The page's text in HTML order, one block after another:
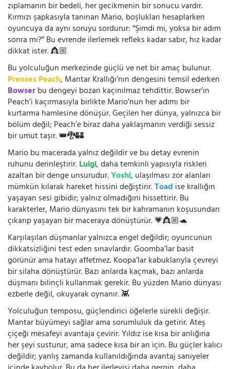
zıplamanın bir bedeli, her gecikmenin bir sonucu vardır.
Kırmızı şapkasıyla tanınan Mario, boşlukları hesaplarken
oyuncuya da aynı soruyu sordurur: “Şimdi mi, yoksa bir adım
sonra mı?” Bu evrende ilerlemek refleks kadar sabır, hız kadar
dikkat ister. 👸🏼
Bu yolculuğun merkezinde güçlü ve net bir amaç bulunur.
Prenses Peach, Mantar Krallığı’nın dengesini temsil ederken
Bowserbu dengeyi bozan kaçınılmaz tehdittir. Bowser’ın
Peach’i kaçırmasıyla birlikte Mario’nun her adımı bir
kurtarma hamlesine dönüşür. Geçilen her dünya, yalnızca bir
bölüm değil; Peach’e biraz daha yaklaşmanın verdiği sessiz
bir umut taşır. 👑🐉🏰
Mario bu macerada yalnız değildir ve bu detay evrenin
ruhunu derinleştirir.Luigi, daha temkinli yapısıyla riskleri
azaltan bir denge unsurudur.Yoshi, ulaşılması zor alanları
mümkün kılarak hareket hissini değiştirir.Toad ise krallığın
yaşayan sesi gibidir; yalnız olmadığını hissettirir. Bu
karakterler, Mario dünyasını tek bir kahramanın koşusundan
çıkarıp yaşayan bir maceraya dönüştürür. 💗👸🏼🐢
Karşılaşılan düşmanlar yalnızca engel değildir; oyuncunun
dikkatsizliğini test eden sınavlardır. Goomba’lar basit
görünür ama hatayı affetmez. Koopa’lar kabuklarıyla çevreyi
bir silaha dönüştürür. Bazı anlarda kaçmak, bazı anlarda
düşmanı bilinçli kullanmak gerekir. Bu yüzden Mario dünyası
ezberle değil, okuyarak oynanır. 👾
Yolculuğun temposu, güçlendirici öğelerle sürekli değişir.
Mantar büyümeyi sağlar ama sorumluluk da getirir. Ateş
çiçeği mesafeyi avantaja çevirir. Yıldız ise kısa bir anlığına
her şeyi susturur, ama sadece kısa bir an için. Bu güçler kalıcı
değildir; yanlış zamanda kullanıldığında avantaj saniyeler